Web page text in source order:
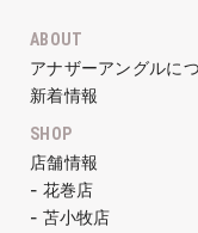
ABOUT
アナザーアングルに
新着情報
SHOP
店舗情報
- 花巻店
- 苫小牧店